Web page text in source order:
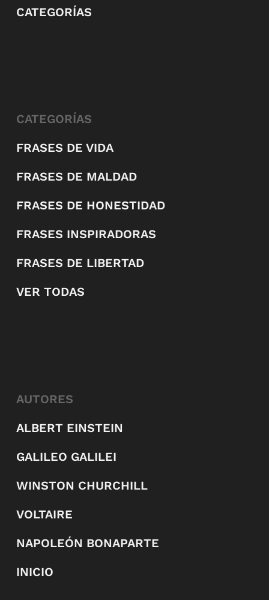
CATEGORÍAS
CATEGORÍAS
FRASES DE VIDA
FRASES DE MALDAD
FRASES DE HONESTIDAD
FRASES INSPIRADORAS
FRASES DE LIBERTAD
VER TODAS
AUTORES
ALBERT EINSTEIN
GALILEO GALILEI
WINSTON CHURCHILL
VOLTAIRE
NAPOLEÓN BONAPARTE
INICIO